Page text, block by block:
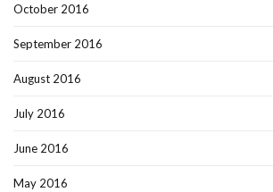
October 2016
September 2016
August 2016
July 2016
June 2016
May 2016